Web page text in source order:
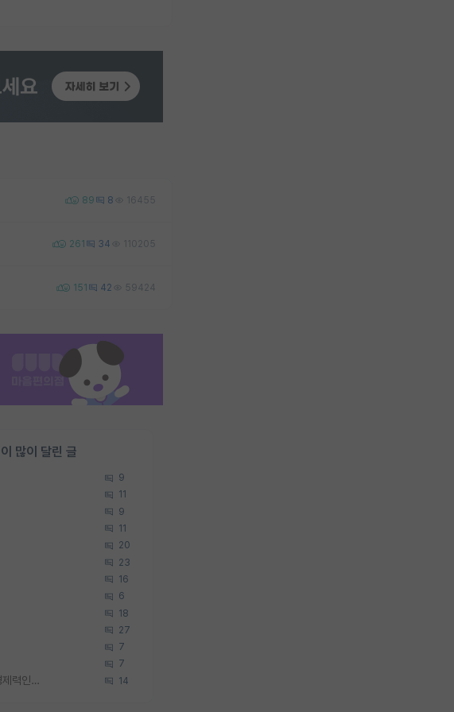
89 8 16455
261 34 110205
151 42 59424
많이 달린 글
9
11
9
11
20
23
16
6
18
27
7
7
박사진학하기에 2억은 괜찮은 (?) 정도의 경제력인가요 14